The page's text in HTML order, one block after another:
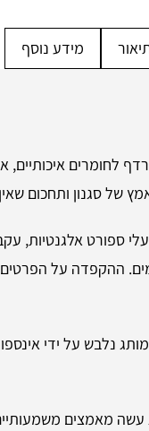
מידע נוסף
לחומרים איכותיים,
של סגנון ותחכום
ספורט אלגנטיות,
ההקפדה על
נלבש על ידי
עשה מאמצים